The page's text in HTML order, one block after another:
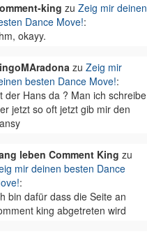
king zu Zeig mir deinen
Dance Move!:
okayy.
zu Zeig mir
besten Dance Move!:
der Hans da ? Man ich schreibe
jetzt so oft jetzt gib mir den
leben Comment King zu
mir deinen besten Dance
:
bin dafür dass die Seite an
king abgetreten wird